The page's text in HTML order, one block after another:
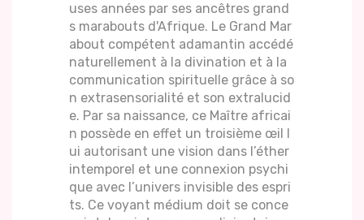
uses années par ses ancêtres grand
s marabouts d'Afrique. Le Grand Mar
about compétent adamantin accédé
naturellement à la divination et à la
communication spirituelle grâce à so
n extrasensorialité et son extralucid
e. Par sa naissance, ce Maître africai
n possède en effet un troisième œil l
ui autorisant une vision dans l’éther
intemporel et une connexion psychi
que avec l’univers invisible des espri
ts. Ce voyant médium doit se conce